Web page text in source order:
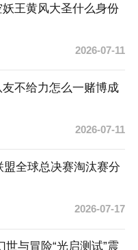
王黄风大圣什么身份
2026-07-11
不给力怎么一赌博成
2026-07-11
盟全球总决赛淘汰赛分
2026-07-17
世与冒险“光启测试”震